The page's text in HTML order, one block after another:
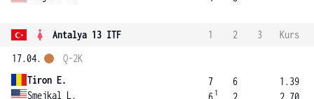
Antalya 13 ITF 1 2 3
Kurs
17.04.
Tiron E.
Smejkal L.
Q-2K
7
6 1
6
2
1.39
2.70